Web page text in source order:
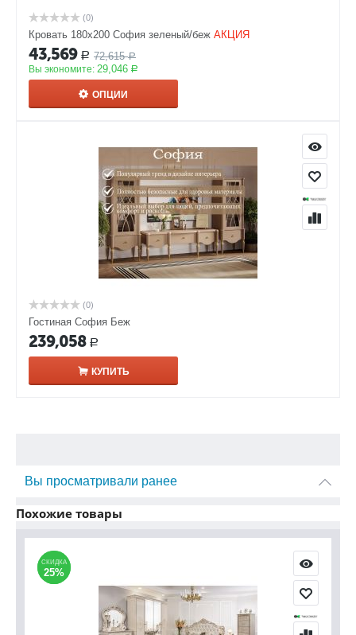
(0)
Кровать 180х200 София зеленый/беж АКЦИЯ
43,569 Р 72,615 Р
Вы экономите: 29,046 Р
ОПЦИИ
(0)
Гостиная София Беж
239,058 Р
КУПИТЬ
Вы просматривали ранее
Похожие товары
СКИДКА
25%
СКИДКА
25%